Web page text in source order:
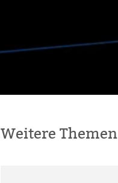
Messen & Termine
Weitere Themen